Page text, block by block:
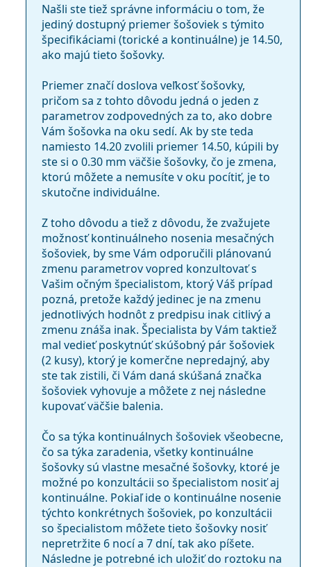
Našli ste tiež správne informáciu o tom, že
jediný dostupný priemer šošoviek s týmito
špecifikáciami (torické a kontinuálne) je 14.50,
ako majú tieto šošovky.
Priemer značí doslova veľkosť šošovky,
pričom sa z tohto dôvodu jedná o jeden z
parametrov zodpovedných za to, ako dobre
Vám šošovka na oku sedí. Ak by ste teda
namiesto 14.20 zvolili priemer 14.50, kúpili by
ste si o 0.30 mm väčšie šošovky, čo je zmena,
ktorú môžete a nemusíte v oku pocítiť, je to
skutočne individuálne.
Z toho dôvodu a tiež z dôvodu, že zvažujete
možnosť kontinuálneho nosenia mesačných
šošoviek, by sme Vám odporučili plánovanú
zmenu parametrov vopred konzultovať s
Vašim očným špecialistom, ktorý Váš prípad
pozná, pretože každý jedinec je na zmenu
jednotlivých hodnôt z predpisu inak citlivý a
zmenu znáša inak. Špecialista by Vám taktiež
mal vedieť poskytnúť skúšobný pár šošoviek
(2 kusy), ktorý je komerčne nepredajný, aby
ste tak zistili, či Vám daná skúšaná značka
šošoviek vyhovuje a môžete z nej následne
kupovať väčšie balenia.
Čo sa týka kontinuálnych šošoviek všeobecne,
čo sa týka zaradenia, všetky kontinuálne
šošovky sú vlastne mesačné šošovky, ktoré je
možné po konzultácii so špecialistom nosiť aj
kontinuálne. Pokiaľ ide o kontinuálne nosenie
týchto konkrétnych šošoviek, po konzultácii
so špecialistom môžete tieto šošovky nosiť
nepretržite 6 nocí a 7 dní, tak ako píšete.
Následne je potrebné ich uložiť do roztoku na